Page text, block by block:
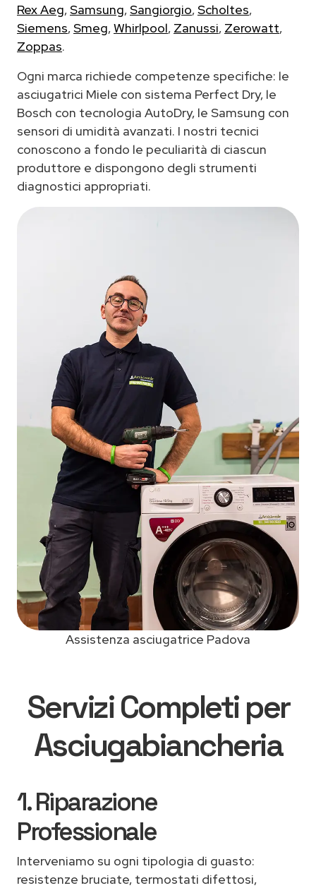
Rex Aeg,Samsung,Sangiorgio,Scholtes,
Siemens,Smeg,Whirlpool, Zanussi, Zerowatt,
Zoppas.
Ogni marca richiede competenze specifiche: le
asciugatrici Miele con sistema Perfect Dry, le
Bosch con tecnologia AutoDry, le Samsung con
sensori di umidità avanzati. I nostri tecnici
conoscono a fondo le peculiarità di ciascun
produttore e dispongono degli strumenti
diagnostici appropriati.
Assistenza asciugatrice Padova
Servizi Completi per
Asciugabiancheria
1. Riparazione
Professionale
Interveniamo su ogni tipologia di guasto:
resistenze bruciate, termostati difettosi,